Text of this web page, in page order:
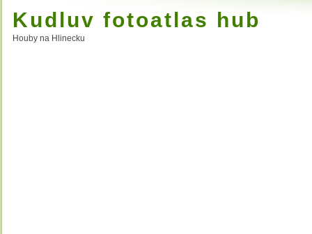
Kudluv fotoatlas hub
Houby na Hlinecku